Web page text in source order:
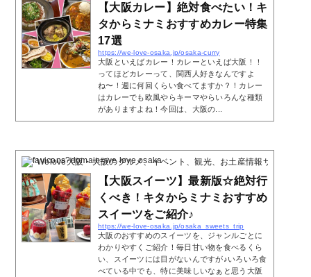
【大阪カレー】絶対食べたい！キ
タからミナミおすすめカレー特集
17選
https://we-love-osaka.jp/osaka-curry
大阪といえばカレー！カレーといえば大阪！！
ってほどカレーって、関西人好きなんですよ
ね〜！週に何回くらい食べてますか？！カレー
はカレーでも欧風やらキーマやらいろんな種類
がありますよね！今回は、大阪の...
Welove大阪・大阪のグルメ、イベント、観光、お土産情報サイト
【大阪スイーツ】最新版☆絶対行
くべき！キタからミナミおすすめ
スイーツをご紹介♪
https://we-love-osaka.jp/osaka_sweets_trip
大阪のおすすめのスイーツを、ジャンルごとに
わかりやすくご紹介！毎日甘い物を食べるくら
い、スイーツには目がないんですが♪いろいろ食
べている中でも、特に美味しいなぁと思う大阪